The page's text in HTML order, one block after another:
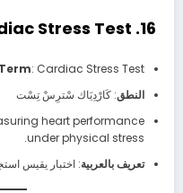
16. Cardiac Stress Test – اختبار الجهد القلبي
: Cardiac Stress Test
النطق: كَارْدِيَاك سْترِسْ تِسْت
heart performance
under physical stress.
تعريف بالعربية: اختبار يقيس